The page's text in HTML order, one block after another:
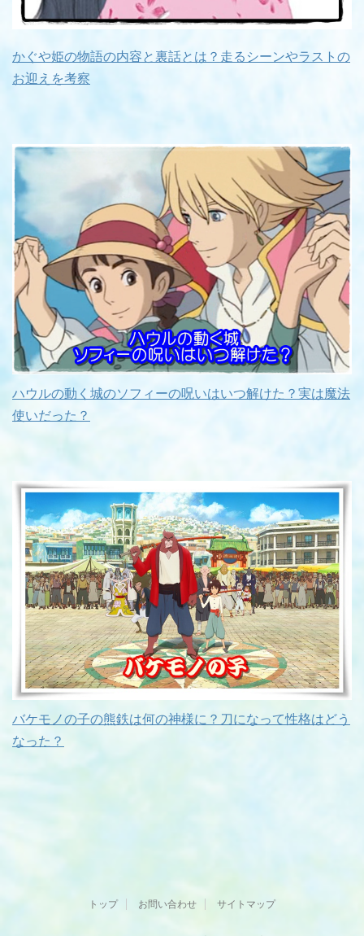
かぐや姫の物語の内容と裏話とは？走るシーンやラストの
お迎えを考察
ハウルの動く城のソフィーの呪いはいつ解けた？実は魔法
使いだった？
バケモノの子の熊鉄は何の神様に？刀になって性格はどう
なった？
トップ お問い合わせ サイトマップ